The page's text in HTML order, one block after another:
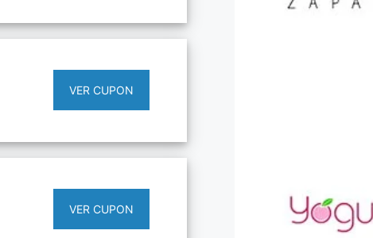
VER CUPON
VER CUPON